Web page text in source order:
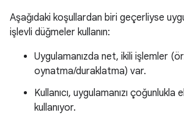
Aşağıdaki koşullardan biri geçerliyse
işlevli düğmeler kullanın:
Uygulamanızda net, ikili işlemler
oynatma/duraklatma) var.
Kullanıcı, uygulamanızı
kullanıyor.